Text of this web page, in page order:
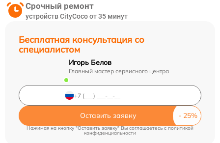
Бесплатная консультация со
специалистом
Игорь Белов
Главный мастер сервисного центра
Оставить заявку
Нажимая на кнопку "Оставить заявку" Вы соглашаетесь cполитикой
конфиденциальности
Срочный ремонт
устройств CityCoco от 35 минут